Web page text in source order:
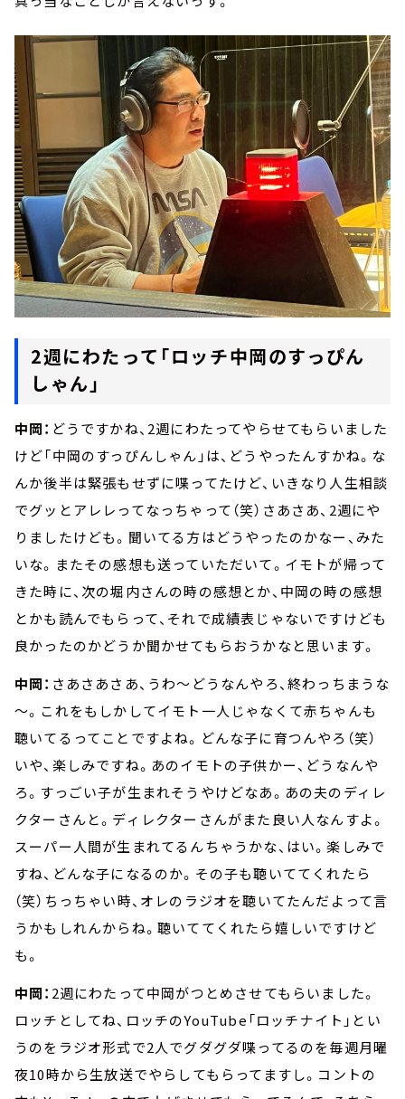
2週にわたって「ロッチ中岡のすっぴん
しゃん」
中岡： どうですかね、2週にわたってやらせてもらいました
けど「中岡のすっぴんしゃん」は、どうやったんすかね。な
んか後半は緊張もせずに喋ってたけど、いきなり人生相談
でグッとアレレってなっちゃって（笑）さあさあ、2週にや
りましたけども。聞いてる方はどうやったのかなー、みた
いな。またその感想も送っていただいて。イモトが帰って
きた時に、次の堀内さんの時の感想とか、中岡の時の感想
とかも読んでもらって、それで成績表じゃないですけども
良かったのかどうか聞かせてもらおうかなと思います。
中岡： さあさあさあ、うわ～どうなんやろ、終わっちまうな
～。これをもしかしてイモト一人じゃなくて赤ちゃんも
聴いてるってことですよね。どんな子に育つんやろ（笑）
いや、楽しみですね。あのイモトの子供かー、どうなんや
ろ。すっごい子が生まれそうやけどなあ。あの夫のディレ
クターさんと。ディレクターさんがまた良い人なんすよ。
スーパー人間が生まれてるんちゃうかな、はい。楽しみで
すね、どんな子になるのか。その子も聴いててくれたら
（笑）ちっちゃい時、オレのラジオを聴いてたんだよって言
うかもしれんからね。聴いててくれたら嬉しいですけど
も。
中岡： 2週にわたって中岡がつとめさせてもらいました。
ロッチとしてね、ロッチのYouTube「ロッチナイト」とい
うのをラジオ形式で2人でグダグダ喋ってるのを毎週月曜
夜10時から生放送でやらしてもらってますし。コントの